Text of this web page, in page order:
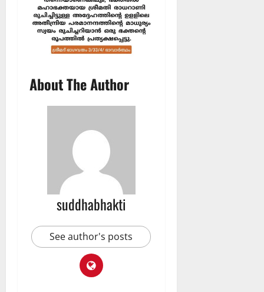
About The Author
suddhabhakti
See author's posts